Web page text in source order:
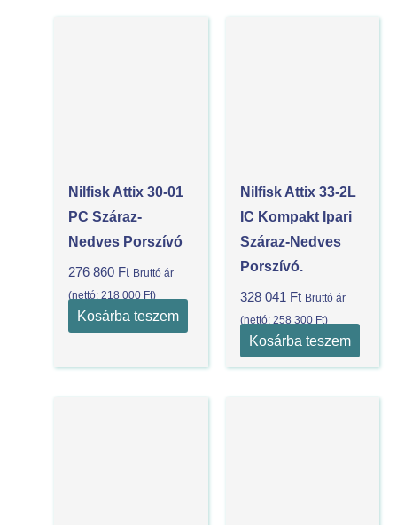
Nilfisk Attix 30-01
PC Száraz-
Nedves Porszívó
276 860 Ft Bruttó ár
(nettó:218 000 Ft)
Kosárba teszem
Nilfisk Attix 33-2L
IC Kompakt Ipari
Száraz-Nedves
Porszívó.
328 041 Ft Bruttó ár
(nettó: 258 300 Ft)
Kosárba teszem